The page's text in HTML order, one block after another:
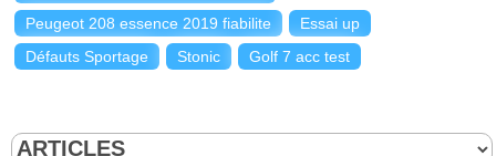
Peugeot 208 essence 2019 fiabilite
Essai up
Défauts Sportage
Stonic Golf 7 acc test